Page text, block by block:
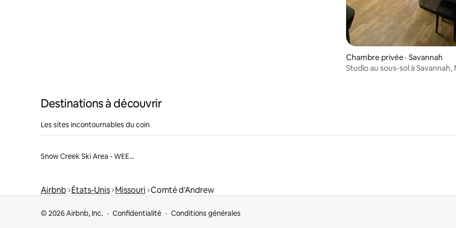
Chambre privée · Savannah
Studio au sous-sol à Savannah,
Destinations à découvrir
Les sites incontournables du coin
Snow Creek Ski Area - WEEK-ENDS OUVERTS 2022
Airbnb États-Unis Missouri Comté d'Andrew
© 2026 Airbnb, Inc. Confidentialité Conditions générales